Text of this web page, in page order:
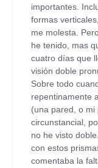
importantes.
formas
me molesta.
he tenido, mas
cuatro días que
visión doble
Sobre todo
repentinamente
(una pared, o
circunstancial,
no he visto
con estos
comentaba la